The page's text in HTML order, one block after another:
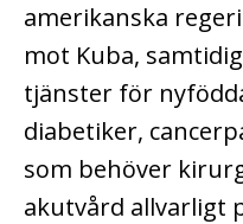
amerikanska
mot Kuba,
tjänster för
diabetiker,
som behöver
akutvård allvarligt